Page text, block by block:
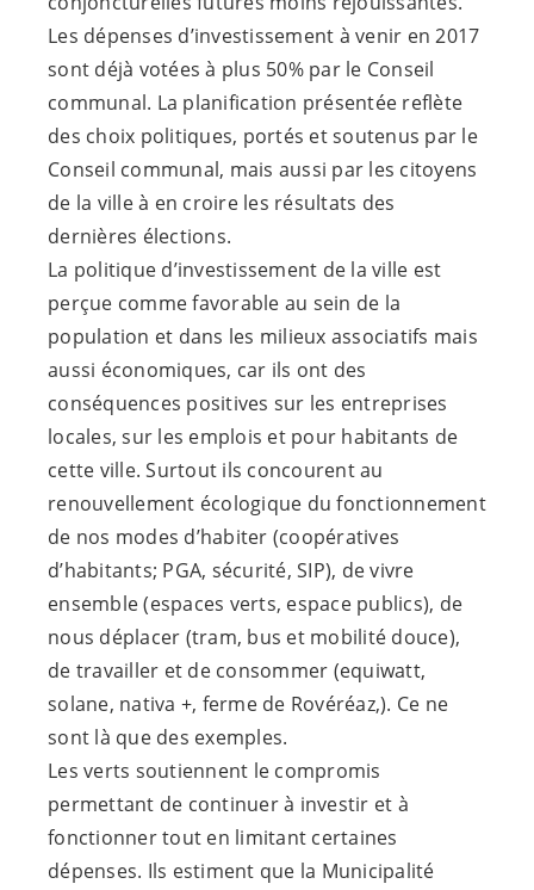
Les dépenses d’investissement à venir en 2017
sont déjà votées à plus 50% par le Conseil
communal. La planification présentée reflète
des choix politiques, portés et soutenus par le
Conseil communal, mais aussi par les citoyens
de la ville à en croire les résultats des
dernières élections.
La politique d’investissement de la ville est
perçue comme favorable au sein de la
population et dans les milieux associatifs mais
aussi économiques, car ils ont des
conséquences positives sur les entreprises
locales, sur les emplois et pour habitants de
cette ville. Surtout ils concourent au
renouvellement écologique du fonctionnement
de nos modes d’habiter (coopératives
d’habitants; PGA, sécurité, SIP), de vivre
ensemble (espaces verts, espace publics), de
nous déplacer (tram, bus et mobilité douce),
de travailler et de consommer (equiwatt,
solane, nativa +, ferme de Rovéréaz,). Ce ne
sont là que des exemples.
Les verts soutiennent le compromis
permettant de continuer à investir et à
fonctionner tout en limitant certaines
dépenses. Ils estiment que la Municipalité